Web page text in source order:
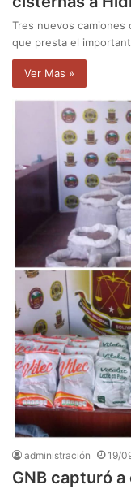
Tres nuevos
que presta el
Ver Mas »
administración 19/
GNB capturó